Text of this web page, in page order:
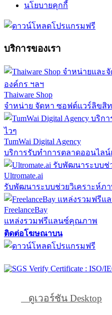
นโยบายคุกกี้
บริการของเรา
Thaiware Shop
จำหน่าย จัดหา ซอฟต์แวร์ลิขสิ
TumWai Digital Agency
บริการรับทำการตลาดออนไลน์
Ultromate.ai
รับพัฒนาระบบช่วยวิเคราะห์ภ
FreelanceBay
แหล่งรวมฟรีแลนซ์คุณภาพ
ติดต่อโฆษณาบน
ดูเวอร์ชัน Desktop